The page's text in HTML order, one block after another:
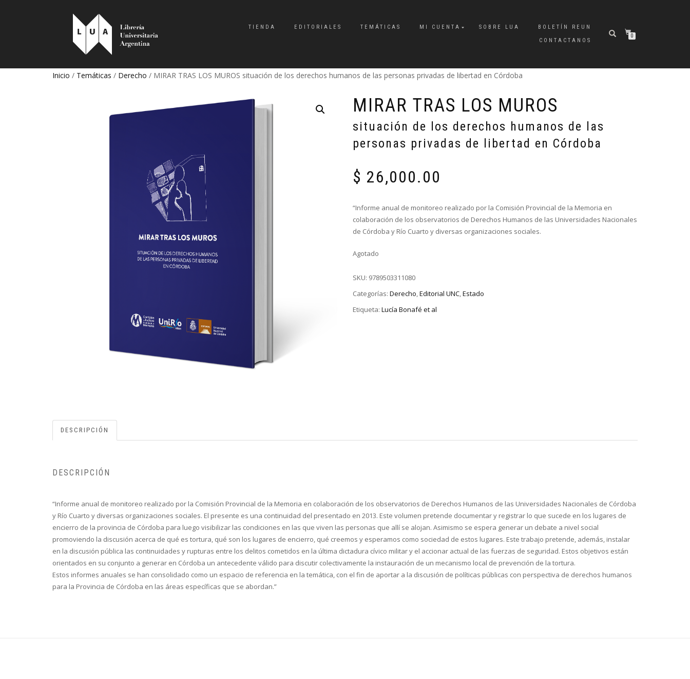
TIENDA EDITORIALES TEMÁTICAS MI CUENTA SOBRE LUA
BOLETÍN REUN
CONTACTANOS
0
Inicio / Temáticas / Derecho / MIRAR TRAS LOS MUROS situación de los derechos humanos de las personas privadas de libertad en Córdoba
MIRAR TRAS LOS MUROS
situación de los derechos humanos de las
personas privadas de libertad en Córdoba
$ 26,000.00
“Informe anual de monitoreo realizado por la Comisión Provincial de la Memoria en
colaboración de los observatorios de Derechos Humanos de las Universidades Nacionales
de Córdoba y Río Cuarto y diversas organizaciones sociales.
Agotado
SKU: 9789503311080
Categorías: Derecho,Editorial UNC,Estado
Etiqueta: Lucía Bonafé et al
DESCRIPCIÓN
DESCRIPCIÓN
“Informe anual de monitoreo realizado por la Comisión Provincial de la Memoria en colaboración de los observatorios de Derechos Humanos de las Universidades Nacionales de Córdoba
y Río Cuarto y diversas organizaciones sociales. El presente es una continuidad del presentado en 2013. Este volumen pretende documentar y registrar lo que sucede en los lugares de
encierro de la provincia de Córdoba para luego visibilizar las condiciones en las que viven las personas que allí se alojan. Asimismo se espera generar un debate a nivel social
promoviendo la discusión acerca de qué es tortura, qué son los lugares de encierro, qué creemos y esperamos como sociedad de estos lugares. Este trabajo pretende, además, instalar
en la discusión pública las continuidades y rupturas entre los delitos cometidos en la última dictadura cívico militar y el accionar actual de las fuerzas de seguridad. Estos objetivos están
orientados en su conjunto a generar en Córdoba un antecedente válido para discutir colectivamente la instauración de un mecanismo local de prevención de la tortura.
Estos informes anuales se han consolidado como un espacio de referencia en la temática, con el fin de aportar a la discusión de políticas públicas con perspectiva de derechos humanos
para la Provincia de Córdoba en las áreas específicas que se abordan.”